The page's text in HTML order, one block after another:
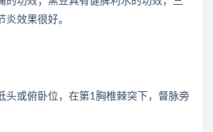
炎效果很好。
头或俯卧位，在第1胸椎棘突下，督脉旁